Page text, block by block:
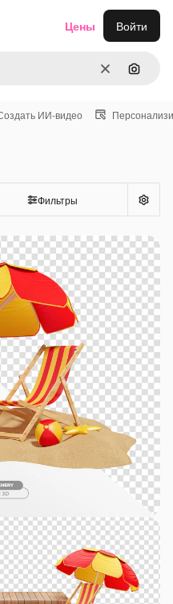
ОчиститьПоиск
Цены Войти
ИИ-видео
Фильтры